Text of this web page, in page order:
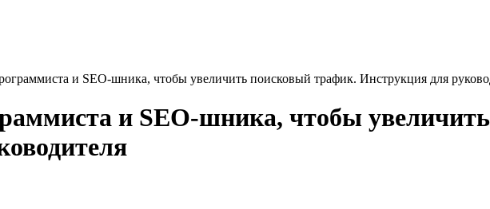
и SEO-шника, чтобы увеличить поисковый трафик. Инструкция для
и SEO-шника, чтобы